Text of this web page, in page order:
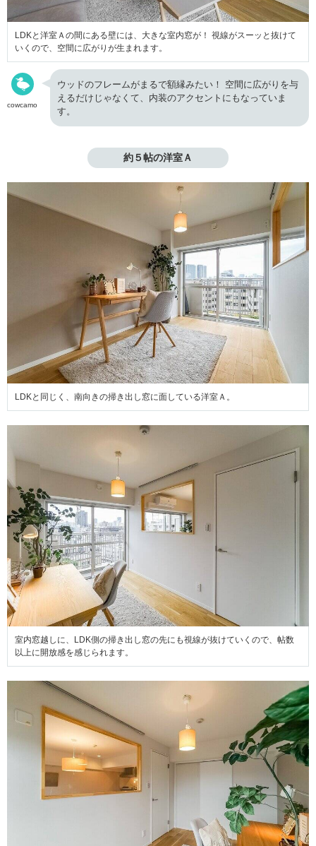
LDKと洋室Ａの間にある壁には、大きな室内窓が！ 視線がスーッと抜けて
いくので、空間に広がりが生まれます。
cowcamo
ウッドのフレームがまるで額縁みたい！ 空間に広がりを与
えるだけじゃなくて、内装のアクセントにもなっていま
す。
約５帖の洋室Ａ
LDKと同じく、南向きの掃き出し窓に面している洋室Ａ。
室内窓越しに、LDK側の掃き出し窓の先にも視線が抜けていくので、帖数
以上に開放感を感じられます。